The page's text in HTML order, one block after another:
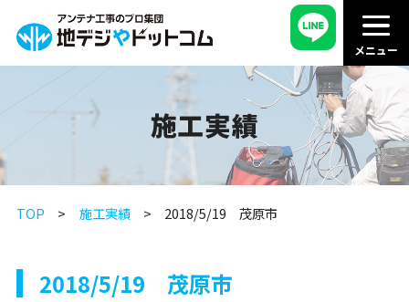
施工実績
TOP 施工実績 2018/5/19 茂原市
2018/5/19 茂原市